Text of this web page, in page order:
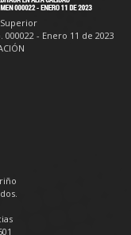
- Enero 11 de 2023